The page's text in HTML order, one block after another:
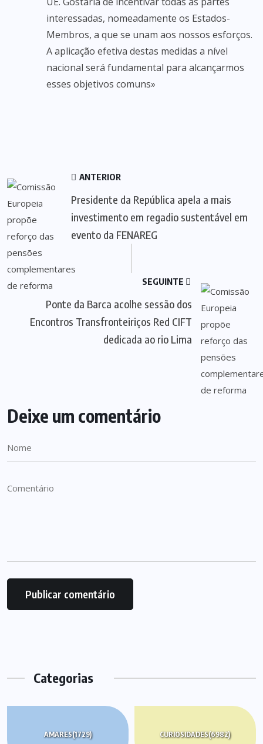
interessadas, nomeadamente os Estados-
Membros, a que se unam aos nossos esforços.
A aplicação efetiva destas medidas a nível
nacional será fundamental para alcançarmos
esses objetivos comuns»
ANTERIOR
Presidente da República apela a mais
investimento em regadio sustentável em
evento da FENAREG
SEGUINTE
Ponte da Barca acolhe sessão dos
Encontros Transfronteiriços Red CIFT
dedicada ao rio Lima
Deixe um comentário
Categorias
AMARES(1729) CURIOSIDADES(6982)